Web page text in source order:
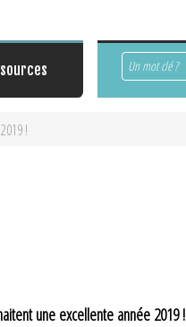
Rechercher
!
une excellente année 2019 !